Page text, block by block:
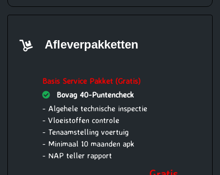
Afleverpakketten
Basis Service Pakket (Gratis)
Bovag 40-Puntencheck
- Algehele technische inspectie
- Vloeistoffen controle
- Tenaamstelling voertuig
- Minimaal 10 maanden apk
- NAP teller rapport